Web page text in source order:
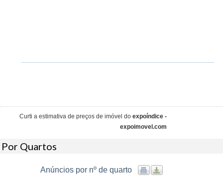
Curti a estimativa de preços de imóvel do expoíndice -
expoimovel.com
Por Quartos
Anúncios por nº de quarto